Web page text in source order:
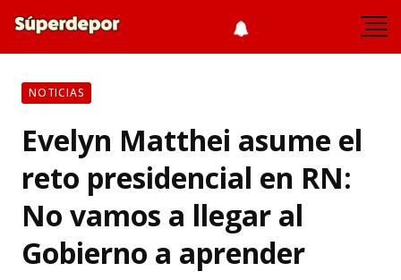
NOTICIAS
Evelyn Matthei asume el
reto presidencial en RN:
No vamos a llegar al
Gobierno a aprender